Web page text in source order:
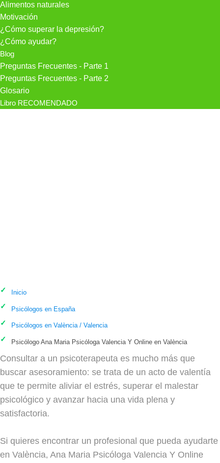
Alimentos naturales
Motivación
¿Cómo superar la depresión?
¿Cómo ayudar?
Blog
Preguntas Frecuentes - Parte 1
Preguntas Frecuentes - Parte 2
Glosario
Libro RECOMENDADO
Inicio
Psicólogos en España
Psicólogos en València / Valencia
Psicólogo Ana Maria Psicóloga Valencia Y Online en València
Consultar a un psicoterapeuta es mucho más que
buscar asesoramiento: se trata de un acto de valentía
que te permite aliviar el estrés, superar el malestar
psicológico y avanzar hacia una vida plena y
satisfactoria.
Si quieres encontrar un profesional que pueda ayudarte
en València, Ana Maria Psicóloga Valencia Y Online